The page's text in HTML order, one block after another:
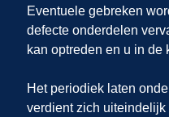
Eventuele gebreken
defecte onderdelen
kan optreden en u in de
Het periodiek laten
verdient zich uiteindelijk